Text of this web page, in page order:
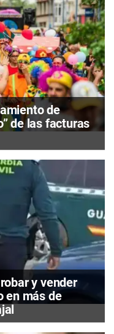
de
de las facturas
y vender
en más de